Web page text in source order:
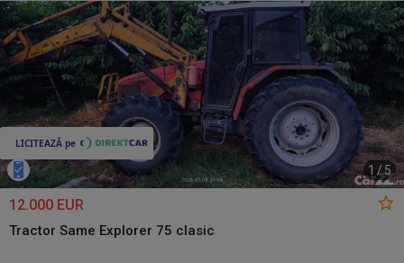
1 /5
12.000 EUR
Tractor Same Explorer 75 clasic